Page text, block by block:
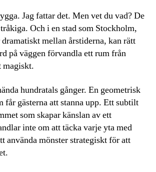
Jag fattar det. Men vet du vad? De
Och i en stad som Stockholm,
mellan årstiderna, kan rätt
på väggen förvandla ett rum från
hundratals gånger. En geometrisk
får gästerna att stanna upp. Ett subtilt
som skapar känslan av ett
inte om att täcka varje yta med
använda mönster strategiskt för att